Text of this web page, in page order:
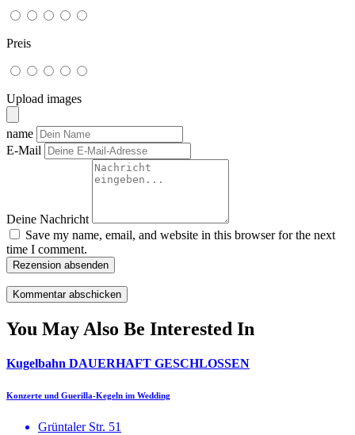
Preis
Upload images
name
E-Mail
Deine Nachricht
Save my name, email, and website in this browser for the next
time I comment.
Rezension absenden
You May Also Be Interested In
Kugelbahn DAUERHAFT GESCHLOSSEN
Konzerte und Guerilla-Kegeln im Wedding
Grüntaler Str. 51